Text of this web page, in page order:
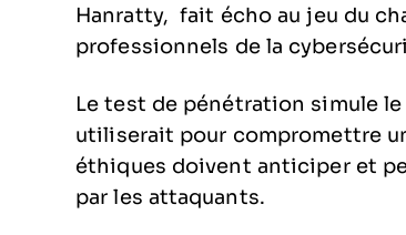
Hanratty, fait écho au jeu du
professionnels de la
Le test de pénétration simule
utiliserait pour compromettre
éthiques doivent anticiper et
par les attaquants.